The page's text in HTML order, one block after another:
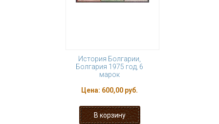
История Болгарии,
Болгария 1975 год, 6
марок
Цена: 600,00 руб.